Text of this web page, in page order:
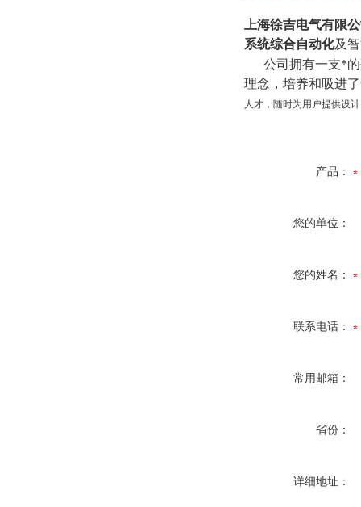
上海徐吉电气有限
系统综合自动化及
公司拥有一支*的
理念，培养和吸进
人才，随时为用户提供设
产品：
您的单位：
您的姓名：
联系电话：
常用邮箱：
省份：
详细地址：